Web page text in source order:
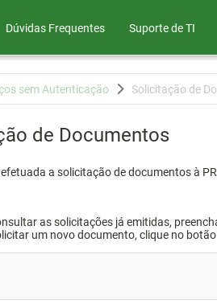
Dúvidas Frequentes Suporte de TI
sem Autenticação Solicitação de
de Documentos
a solicitação de documentos à
as solicitações já emitidas,
um novo documento, clique no